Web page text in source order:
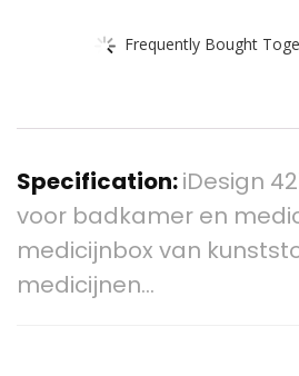
Frequently Bought
Specification:iDesign
voor badkamer en
medicijnbox van
medicijnen…